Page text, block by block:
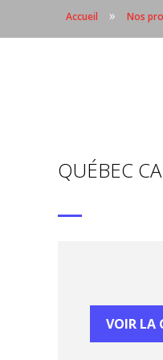
Accueil » Nos
QUÉBEC
VOIR LA